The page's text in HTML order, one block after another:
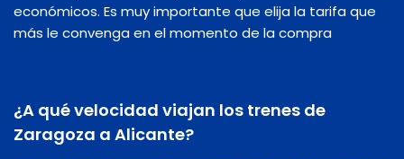
económicos. Es muy importante que elija la tarifa que
más le convenga en el momento de la compra
¿A qué velocidad viajan los trenes de
Zaragoza a Alicante?